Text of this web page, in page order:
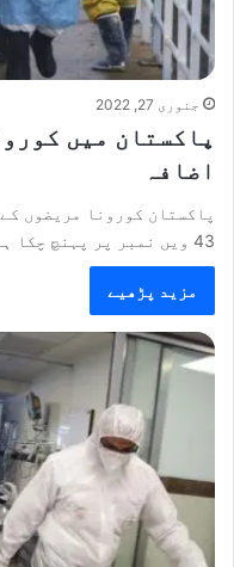
جنوری 27, 2022
پاکستان میں
اضافہ
پاکستان کورونا مریضوں
43 ویں نمبر پر پہنچ چکا ہے، تاہم یہاں…
مزید پڑھیے